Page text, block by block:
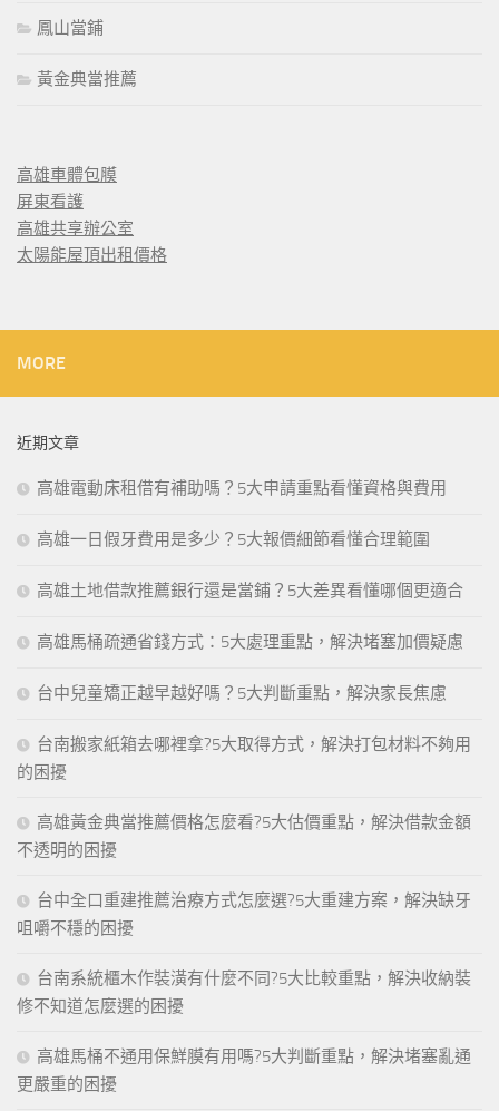
鳳山當鋪
黃金典當推薦
高雄車體包膜
屏東看護
高雄共享辦公室
太陽能屋頂出租價格
MORE
近期文章
高雄電動床租借有補助嗎？5大申請重點看懂資格與費用
高雄一日假牙費用是多少？5大報價細節看懂合理範圍
高雄土地借款推薦銀行還是當鋪？5大差異看懂哪個更適合
高雄馬桶疏通省錢方式：5大處理重點，解決堵塞加價疑慮
台中兒童矯正越早越好嗎？5大判斷重點，解決家長焦慮
台南搬家紙箱去哪裡拿?5大取得方式，解決打包材料不夠用
的困擾
高雄黃金典當推薦價格怎麼看?5大估價重點，解決借款金額
不透明的困擾
台中全口重建推薦治療方式怎麼選?5大重建方案，解決缺牙
咀嚼不穩的困擾
台南系統櫃木作裝潢有什麼不同?5大比較重點，解決收納裝
修不知道怎麼選的困擾
高雄馬桶不通用保鮮膜有用嗎?5大判斷重點，解決堵塞亂通
更嚴重的困擾